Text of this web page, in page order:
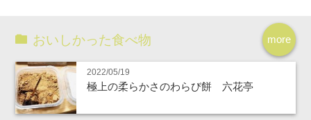
more
おいしかった食べ物
2022/05/19
極上の柔らかさのわらび餅 六花亭